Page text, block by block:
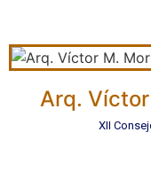
Arq.
XII